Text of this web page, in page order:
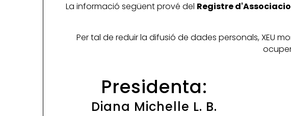
La informació següent prové del Registre
Per tal de reduir la difusió de dades personals, XEU
Presidenta:
Diana Michelle L. B.